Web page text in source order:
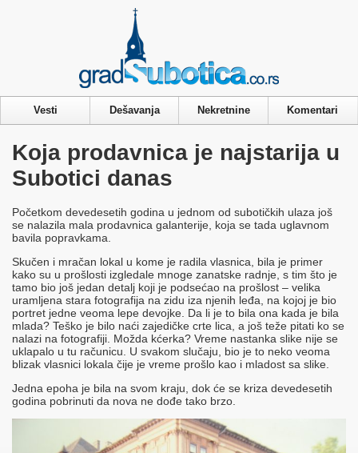
Vesti Dešavanja Nekretnine Komentari
Koja prodavnica je najstarija u
Subotici danas
Početkom devedesetih godina u jednom od subotičkih ulaza još
se nalazila mala prodavnica galanterije, koja se tada uglavnom
bavila popravkama.
Skučen i mračan lokal u kome je radila vlasnica, bila je primer
kako su u prošlosti izgledale mnoge zanatske radnje, s tim što je
tamo bio još jedan detalj koji je podsećao na prošlost – velika
uramljena stara fotografija na zidu iza njenih leđa, na kojoj je bio
portret jedne veoma lepe devojke. Da li je to bila ona kada je bila
mlada? Teško je bilo naći zajedičke crte lica, a još teže pitati ko se
nalazi na fotografiji. Možda kćerka? Vreme nastanka slike nije se
uklapalo u tu računicu. U svakom slučaju, bio je to neko veoma
blizak vlasnici lokala čije je vreme prošlo kao i mladost sa slike.
Jedna epoha je bila na svom kraju, dok će se kriza devedesetih
godina pobrinuti da nova ne dođe tako brzo.
Privacy & Cookies Policy